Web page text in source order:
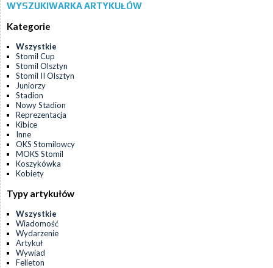
WYSZUKIWARKA ARTYKUŁÓW
Kategorie
Wszystkie
Stomil Cup
Stomil Olsztyn
Stomil II Olsztyn
Juniorzy
Stadion
Nowy Stadion
Reprezentacja
Kibice
Inne
OKS Stomilowcy
MOKS Stomil
Koszykówka
Kobiety
Typy artykułów
Wszystkie
Wiadomość
Wydarzenie
Artykuł
Wywiad
Felieton